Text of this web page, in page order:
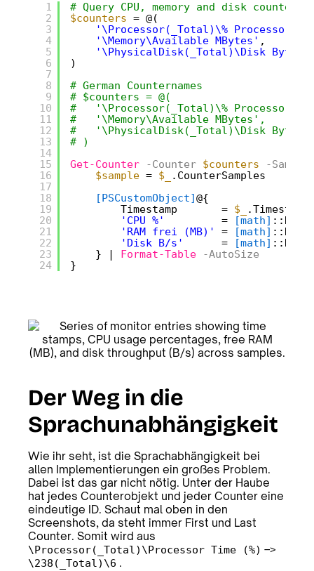
1
2
3
4
5
6
7
8
9
10
11
12
13
14
15
16
17
18
19
20
21
22
23
24
# Query CPU, memory and disk
$counters = @(
'\Processor(_Total)\% Processor
'\Memory\Available MBytes' ,
'\PhysicalDisk(_Total)\Disk Bytes/
)
# German Counternames
# $counters = @(
#   '\Processor(_Total)\% Processor
#   '\Memory\Available MBytes',
#   '\PhysicalDisk(_Total)\Disk
# )
Get-Counter
-Counter $counters
-
$sample = $_
.CounterSamples
[PSCustomObject]@{
Timestamp       = $_
.Timestamp
'CPU %'
= [math]
'RAM frei (MB)'
= [math]
'Disk B/s'
= [math]
} |
Format-Table
-AutoSize
}
Der Weg in die
Sprachunabhängigkeit
Wie ihr seht, ist die Sprachabhängigkeit bei
allen Implementierungen ein großes Problem.
Dabei ist das gar nicht nötig. Unter der Haube
hat jedes Counterobjekt und jeder Counter eine
eindeutige ID. Schaut mal oben in den
Screenshots, da steht immer First und Last
Counter. Somit wird aus
\Processor(_Total)\Processor Time (%) –>
\238(_Total)\6 .